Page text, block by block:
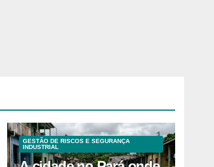
GESTÃO DE RISCOS E SEGURANÇA
INDUSTRIAL